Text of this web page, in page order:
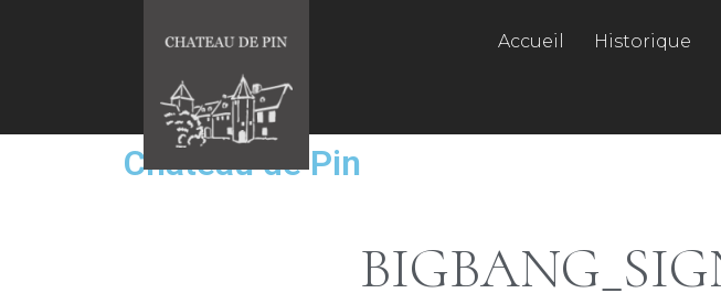
Accueil Historique
Chateau de Pin